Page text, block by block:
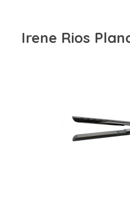
Irene Rios